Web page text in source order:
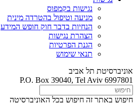
נגישות בקמפוס
מניעה וטיפול בהטרדה מינית
הנחיות בדבר חוק חופש המידע
הצהרת נגישות
הגנת הפרטיות
תנאי שימוש
אוניברסיטת תל אביב
P.O. Box 39040, Tel Aviv 6997801
חיפוש באתר זה חיפוש בכל האוניברסיטה